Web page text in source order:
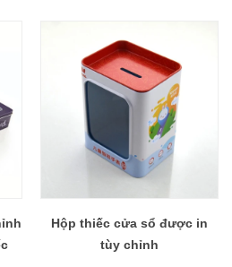
Hộp thiếc cửa sổ được in
tùy chỉnh